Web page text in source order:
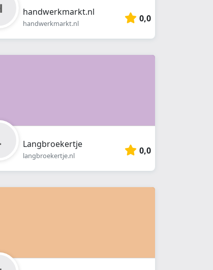
handwerkmarkt.nl
handwerkmarkt.nl 0,0
Langbroekertje
langbroekertje.nl 0,0